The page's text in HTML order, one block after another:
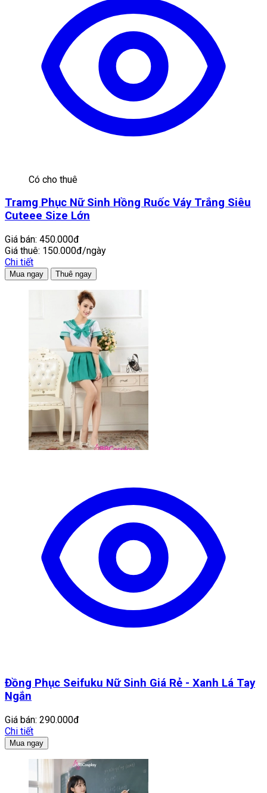
Có cho thuê
Tramg Phục Nữ Sinh Hồng Ruốc Váy Trắng Siêu
Cuteee Size Lớn
Giá bán: 450.000đ
Giá thuê: 150.000đ/ngày
Chi tiết
Mua ngay Thuê ngay
Đồng Phục Seifuku Nữ Sinh Giá Rẻ - Xanh Lá Tay
Ngắn
Giá bán: 290.000đ
Chi tiết
Mua ngay